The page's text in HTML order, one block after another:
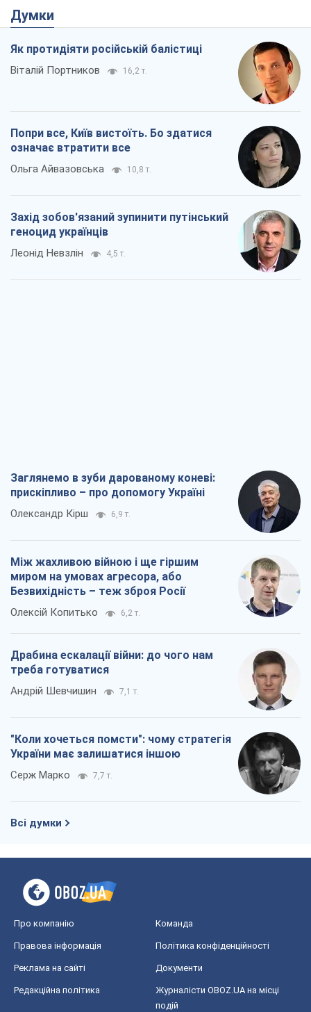
Думки
Як протидіяти російській балістиці
Віталій Портников 16,2 т.
Попри все, Київ вистоїть. Бо здатися
означає втратити все
Ольга Айвазовська 10,8 т.
Захід зобов'язаний зупинити путінський
геноцид українців
Леонід Невзлін 4,5 т.
Заглянемо в зуби дарованому коневі:
прискіпливо – про допомогу Україні
Олександр Кірш 6,9 т.
Між жахливою війною і ще гіршим
миром на умовах агресора, або
Безвихідність – теж зброя Росії
Олексій Копитько 6,2 т.
Драбина ескалації війни: до чого нам
треба готуватися
Андрій Шевчишин 7,1 т.
"Коли хочеться помсти": чому стратегія
України має залишатися іншою
Серж Марко 7,7 т.
Всі думки
Про компанію Команда
Правова інформація Політика конфіденційності
Реклама на сайті Документи
Редакційна політика
Журналісти OBOZ.UA на місці
подій